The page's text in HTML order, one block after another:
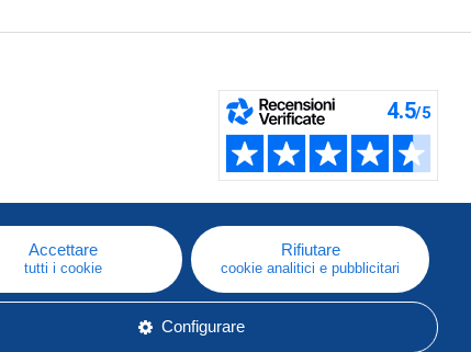
Accettare
tutti i cookie
Rifiutare
cookie analitici e pubblicitari
Configurare